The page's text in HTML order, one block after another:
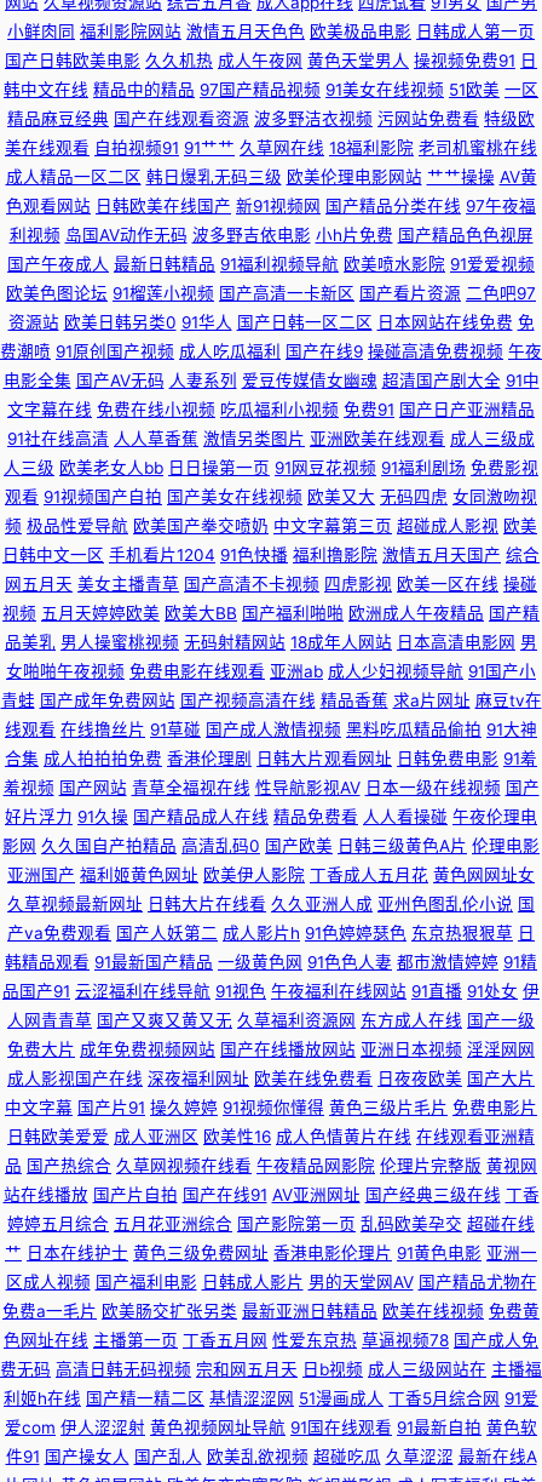
91视频在线观看h 爱豆传媒网站免费观看 超碰资源网总站 超踫社区男人天堂
豆花51 久久91视频宅宅 伦理在线观看 伦理三级鬼片在线观看 久久精品五 欧
亚美日 欧美中文字幕精品人妻 中文字幕日韩欧美 91n入口 在线看AV的网站
不卡 91浏览网页版豆花 91社在线观看视频 91网站网页版 传媒免费版91 东方
资源野外 亚州麻豆91av 影音先锋AV色 91看片成人版免费看 91视频在线观
看高清 91足交视频丝袜 99草视频在线 东京热视屏 国产会所技师高跟91 九一
黄色大雷黑丝美女 欧洲精品区 日韩天天 日韩高清无码123 婷婷五月激情五
月一本 伊人婷97 伊人久久伊人 亚洲一本道色 先锋影音av资源网 最新浮力网
址公 92AV免费看 超碰在线91人人操 国产精品午夜啪啪视频 久久伊人青草
日韩精品自拍1 日韩综合在线精品 日韩色网欧美 91伊人视频 韩剧网91tv 青
青草精品热 熟女AV人人操人人色 亚洲先峰资源网 91大神网站在线观看 91黄
色下载 91超碰在线大熏蕉 91啦中文在线观看 草草女人院 精品国产资源 欧美
日韩第一色 欧美色图传媒 欧美十二区 日韩淫网区收藏 桃色伊人第20页 桃花
91 探花AB 深夜福利一区 91夫妻交换论坛 国产婷婷视频39页 日韩第一页 少
妇无码一区日韩 香蕉青草伊 在线观看网站黄 91AV电影 91n免费在线 91官方
东AV传媒 91人人操超碰 成人五区 福利社17p 国产欧美一区视频 91九色蝌蚪
熟女露脸 TS人妖做爱在线观看 国内精品区 黃色網五月天偷拍 美女美图欧美
成人69 欧美专区在线 色网址大全亚洲天堂 91豆花视频免费观看 亚洲日逼网
站 五月婷六月花 97人妻人人色 亚洲日韩在线东方AV 91prom永久地址 91大
片免费观看 91国产微拍 超碰91直播 国产一区二区成人网 五月天爱婷婷 最新
亚洲分区电影更新 国产精品干在线 国模吧一区二区日日干 精品欧美色综合
久久看久久做 91天堂五月 福利网导航 国产精品午夜啪啪视频 九一干逼视频
小鲜肉同 福利影院网站 激情五月天色色 欧美极品电影 日韩成人第一页
国产日韩欧美电影 久久机热 成人午夜网 黄色天堂男人 操视频免费91 日
韩中文在线 精品中的精品 97国产精品视频 91美女在线视频 51欧美 一区
精品麻豆经典 国产在线观看资源 波多野洁衣视频 污网站免费看 特级欧
美在线观看 自拍视频91 91艹艹 久草网在线 18福利影院 老司机蜜桃在线
成人精品一区二区 韩日爆乳无码三级 欧美伦理电影网站 艹艹操操 AV黄
色观看网站 日韩欧美在线国产 新91视频网 国产精品分类在线 97午夜福
利视频 岛国AV动作无码 波多野吉依电影 小h片免费 国产精品色色视屏
国产午夜成人 最新日韩精品 91福利视频导航 欧美喷水影院 91爱爱视频
欧美色图论坛 91榴莲小视频 国产高清一卡新区 国产看片资源 二色吧97
资源站 欧美日韩另类0 91华人 国产日韩一区二区 日本网站在线免费 免
费潮喷 91原创国产视频 成人吃瓜福利 国产在线9 操碰高清免费视频 午夜
电影全集 国产AV无码 人妻系列 爱豆传媒倩女幽魂 超清国产剧大全 91中
文字幕在线 免费在线小视频 吃瓜福利小视频 免费91 国产日产亚洲精品
91社在线高清 人人草香蕉 激情另类图片 亚洲欧美在线观看 成人三级成
人三级 欧美老女人bb 日日操第一页 91网豆花视频 91福利剧场 免费影视
观看 91视频国产自拍 国产美女在线视频 欧美又大 无码四虎 女同激吻视
频 极品性爱导航 欧美国产拳交喷奶 中文字幕第三页 超碰成人影视 欧美
日韩中文一区 手机看片1204 91色快播 福利撸影院 激情五月天国产 综合
网五月天 美女主播青草 国产高清不卡视频 四虎影视 欧美一区在线 操碰
视频 五月天婷婷欧美 欧美大BB 国产福利啪啪 欧洲成人午夜精品 国产精
品美乳 男人操蜜桃视频 无码射精网站 18成年人网站 日本高清电影网 男
女啪啪午夜视频 免费电影在线观看 亚洲ab 成人少妇视频导航 91国产小
青蛙 国产成年免费网站 国产视频高清在线 精品香蕉 求a片网址 麻豆tv在
线观看 在线撸丝片 91草碰 国产成人激情视频 黑料吃瓜精品偷拍 91大神
合集 成人拍拍拍免费 香港伦理剧 日韩大片观看网址 日韩免费电影 91羞
羞视频 国产网站 青草全福视在线 性导航影视AV 日本一级在线视频 国产
好片浮力 91久操 国产精品成人在线 精品免费看 人人看操碰 午夜伦理电
影网 久久国自产拍精品 高清乱码0 国产欧美 日韩三级黄色A片 伦理电影
亚洲国产 福利姬黄色网址 欧美伊人影院 丁香成人五月花 黄色网网址女
久草视频最新网址 日韩大片在线看 久久亚洲人成 亚州色图乱伦小说 国
产va免费观看 国产人妖第二 成人影片h 91色婷婷瑟色 东京热狠狠草 日
韩精品观看 91最新国产精品 一级黄色网 91色色人妻 都市激情婷婷 91精
品国产91 云涩福利在线导航 91视色 午夜福利在线网站 91直播 91处女 伊
人网青青草 国产又爽又黄又无 久草福利资源网 东方成人在线 国产一级
免费大片 成年免费视频网站 国产在线播放网站 亚洲日本视频 淫淫网网
成人影视国产在线 深夜福利网址 欧美在线免费看 日夜夜欧美 国产大片
中文字幕 国产片91 操久婷婷 91视频你懂得 黄色三级片毛片 免费电影片
日韩欧美爱爱 成人亚洲区 欧美性16 成人色情黄片在线 在线观看亚洲精
品 国产热综合 久草网视频在线看 午夜精品网影院 伦理片完整版 黄视网
站在线播放 国产片自拍 国产在线91 AV亚洲网址 国产经典三级在线 丁香
婷婷五月综合 五月花亚洲综合 国产影院第一页 乱码欧美孕交 超碰在线
艹 日本在线护士 黄色三级免费网址 香港电影伦理片 91黄色电影 亚洲一
区成人视频 国产福利电影 日韩成人影片 男的天堂网AV 国产精品尤物在
免费a一毛片 欧美肠交扩张另类 最新亚洲日韩精品 欧美在线视频 免费黄
色网址在线 主播第一页 丁香五月网 性爱东京热 草逼视频78 国产成人免
费无码 高清日韩无码视频 宗和网五月天 日b视频 成人三级网站在 主播福
利姬h在线 国产精一精二区 基情涩涩网 51漫画成人 丁香5月综合网 91爱
爱com 伊人涩涩射 黄色视频网址导航 91国在线观看 91最新自拍 黄色软
件91 国产操女人 国产乱人 欧美乱欲视频 超碰吃瓜 久草涩涩 最新在线A